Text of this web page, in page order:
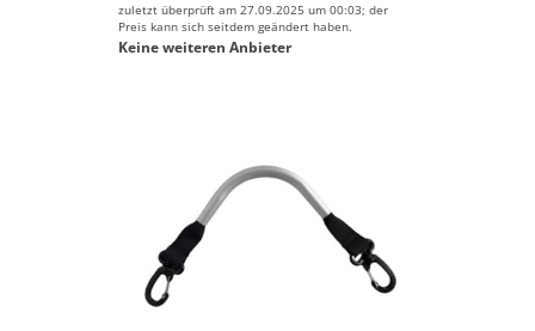
zuletzt überprüft am 27.09.2025 um 00:03; der
Preis kann sich seitdem geändert haben.
Keine weiteren Anbieter